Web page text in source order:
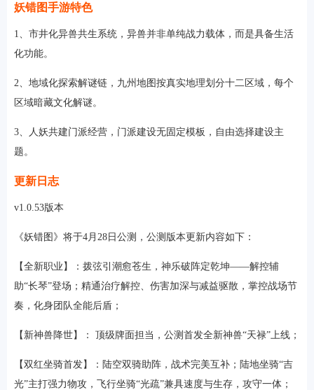
妖错图手游特色
1、市井化异兽共生系统，异兽并非单纯战力载体，而是具备生活
化功能。
2、地域化探索解谜链，九州地图按真实地理划分十二区域，每个
区域暗藏文化解谜。
3、人妖共建门派经营，门派建设无固定模板，自由选择建设主
题。
更新日志
v1.0.53版本
《妖错图》将于4月28日公测，公测版本更新内容如下：
【全新职业】：拨弦引潮愈苍生，神乐破阵定乾坤——解控辅
助“长琴”登场；精通治疗解控、伤害加深与减益驱散，掌控战场节
奏，化身团队全能后盾；
【新神兽降世】： 顶级牌面担当，公测首发全新神兽“天禄”上线；
【双红坐骑首发】：陆空双骑助阵，战术完美互补；陆地坐骑“吉
光”主打强力物攻，飞行坐骑“光疏”兼具速度与生存，攻守一体；